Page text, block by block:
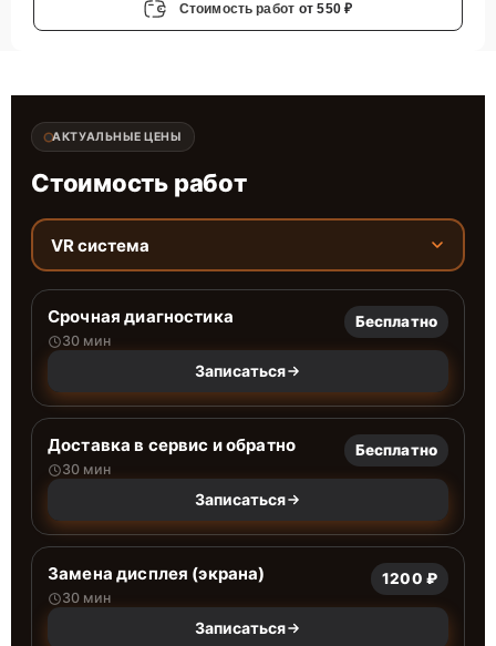
Стоимость работ от 550 ₽
АКТУАЛЬНЫЕ ЦЕНЫ
Стоимость работ
VR система
Срочная диагностика
30 мин
Бесплатно
Записаться
Доставка в сервис и обратно
30 мин
Бесплатно
Записаться
Замена дисплея (экрана)
30 мин
1200 ₽
Записаться